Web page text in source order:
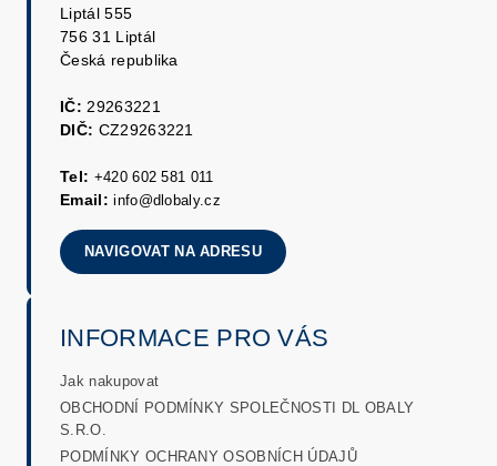
Liptál 555
756 31 Liptál
Česká republika
IČ: 29263221
DIČ: CZ29263221
Tel: +420 602 581 011
Email: info@dlobaly.cz
NAVIGOVAT NA ADRESU
INFORMACE PRO VÁS
Jak nakupovat
OBCHODNÍ PODMÍNKY SPOLEČNOSTI DL OBALY
S.R.O.
PODMÍNKY OCHRANY OSOBNÍCH ÚDAJŮ